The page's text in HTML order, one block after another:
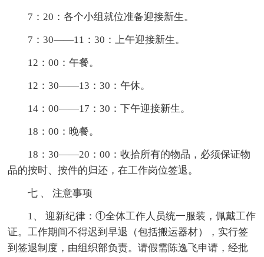
7：20：各个小组就位准备迎接新生。
7：30——11：30：上午迎接新生。
12：00：午餐。
12：30——13：30：午休。
14：00——17：30：下午迎接新生。
18：00：晚餐。
18：30——20：00：收拾所有的物品，必须保证物
品的按时、按件的归还，在工作岗位签退。
七 、 注意事项
1、 迎新纪律：①全体工作人员统一服装，佩戴工作
证。工作期间不得迟到早退（包括搬运器材），实行签
到签退制度，由组织部负责。请假需陈逸飞申请，经批